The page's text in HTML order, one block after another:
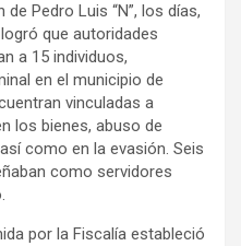
Pedro Luis “N”, los días,
que autoridades
a 15 individuos,
en el municipio de
vinculadas a
los bienes, abuso de
como en la evasión. Seis
como servidores
por la Fiscalía estableció